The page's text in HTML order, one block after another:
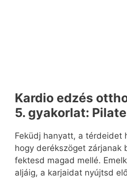
Kardio edzés
5. gyakorlat:
Feküdj hanyatt, a térdeidet
hogy derékszöget zárjanak
fektesd magad mellé.
aljáig, a karjaidat nyújtsd